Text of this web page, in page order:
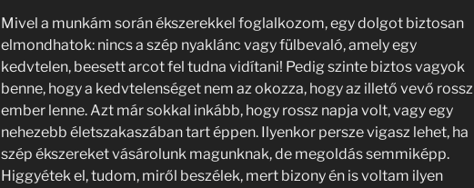
Mivel a munkám során ékszerekkel foglalkozom, egy dolgot biztosan
elmondhatok: nincs a szép nyaklánc vagy fülbevaló, amely egy
kedvtelen, beesett arcot fel tudna vidítani! Pedig szinte biztos vagyok
benne, hogy a kedvtelenséget nem az okozza, hogy az illető vevő rossz
ember lenne. Azt már sokkal inkább, hogy rossz napja volt, vagy egy
nehezebb életszakaszában tart éppen. Ilyenkor persze vigasz lehet, ha
szép ékszereket vásárolunk magunknak, de megoldás semmiképp.
Higgyétek el, tudom, miről beszélek, mert bizony én is voltam ilyen